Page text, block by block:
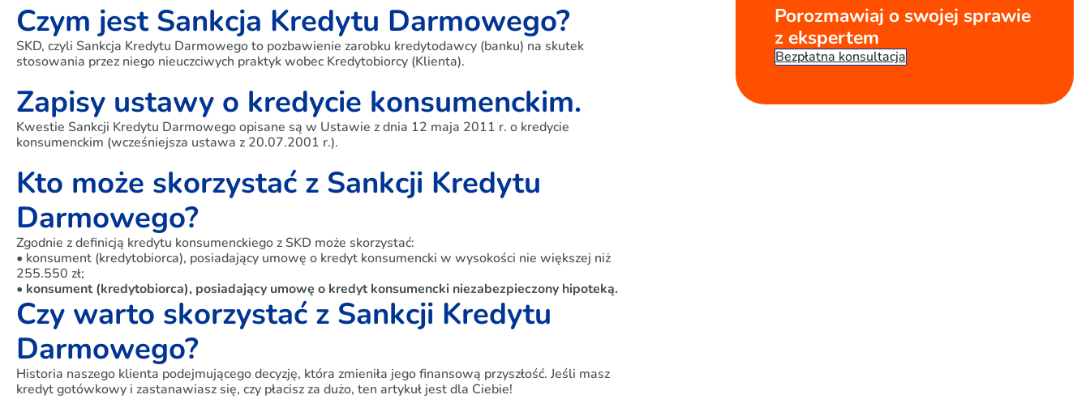
Czym jest Sankcja Kredytu Darmowego?
SKD, czyli Sankcja Kredytu Darmowego to pozbawienie zarobku kredytodawcy (banku) na skutek
stosowania przez niego nieuczciwych praktyk wobec Kredytobiorcy (Klienta).
Zapisy ustawy o kredycie konsumenckim.
Kwestie Sankcji Kredytu Darmowego opisane są w Ustawie z dnia 12 maja 2011 r. o kredycie
konsumenckim (wcześniejsza ustawa z 20.07.2001 r.).
Kto może skorzystać z Sankcji Kredytu
Darmowego?
Zgodnie z definicją kredytu konsumenckiego z SKD może skorzystać:
• konsument (kredytobiorca), posiadający umowę o kredyt konsumencki w wysokości nie większej niż
255.550 zł;
• konsument (kredytobiorca), posiadający umowę o kredyt konsumencki niezabezpieczony hipoteką.
Czy warto skorzystać z Sankcji Kredytu
Darmowego?
Historia naszego klienta podejmującego decyzję, która zmieniła jego finansową przyszłość. Jeśli masz
kredyt gotówkowy i zastanawiasz się, czy płacisz za dużo, ten artykuł jest dla Ciebie!
Porozmawiaj o swojej sprawie
z ekspertem
Bezpłatna konsultacja